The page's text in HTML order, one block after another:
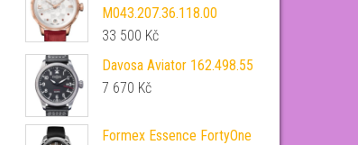
M043.207.36.118.00
33 500 Kč
Davosa Aviator 162.498.55
7 670 Kč
Formex Essence FortyOne